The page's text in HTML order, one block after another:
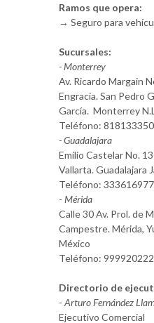
Ramos que opera:
→ Seguro para
Sucursales:
- Monterrey
Av. Ricardo Margain
Engracia. San Pedro
García. Monterrey
Teléfono:
- Guadalajara
Emilio Castelar No.
Vallarta. Guadalajara
Teléfono:
- Mérida
Calle 30 Av. Prol. de
Campestre. Mérida,
México
Teléfono:
Directorio de
- Arturo Fernández
Ejecutivo Comercial